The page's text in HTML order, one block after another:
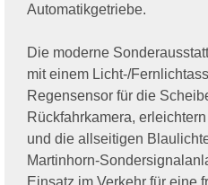
Automatikgetriebe.
Die moderne
mit einem Licht-/
Regensensor für die
Rückfahrkamera,
und die allseitigen
Martinhorn-
Einsatz im Verkehr für eine